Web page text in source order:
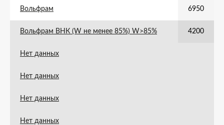
Вольфрам 6950
Вольфрам ВНК (W не менее 85%) W>85% 4200
Нет данных
Нет данных
Нет данных
Нет данных